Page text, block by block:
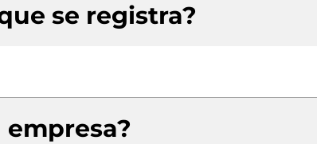
se registra?
empresa?